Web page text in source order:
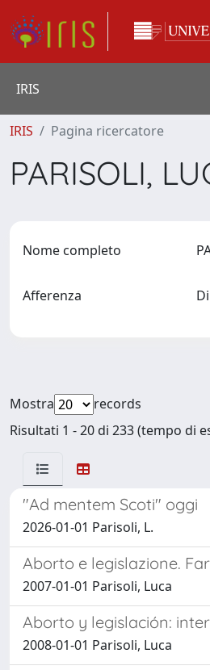
IRIS
IRIS Pagina ricercatore
PARISOLI,
Nome completo
Afferenza
Mostra
records
Risultati 1 - 20 di 233 (tempo di
"Ad mentem Scoti" oggi
2026-01-01 Parisoli, L.
Aborto e legislazione.
2007-01-01 Parisoli, Luca
Aborto y legislación:
2008-01-01 Parisoli, Luca